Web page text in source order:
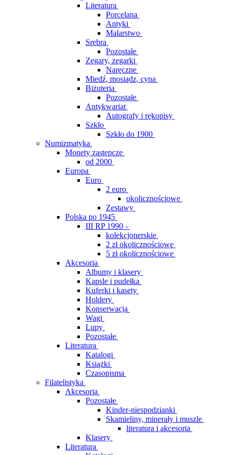
Literatura
Porcelana
Antyki
Malarstwo
Srebra
Pozostałe
Zegary, zegarki
Naręczne
Miedź, mosiądz, cyna
Biżuteria
Pozostałe
Antykwariat
Autografy i rękopisy
Szkło
Szkło do 1900
Numizmatyka
Monety zastępcze
od 2000
Europa
Euro
2 euro
okolicznościowe
Zestawy
Polska po 1945
III RP 1990 -
kolekcjonerskie
2 zł okolicznościowe
5 zł okolicznościowe
Akcesoria
Albumy i klasery
Kapsle i pudełka
Kuferki i kasety
Holdery
Konserwacja
Wagi
Lupy
Pozostałe
Literatura
Katalogi
Książki
Czasopisma
Filatelistyka
Akcesoria
Pozostałe
Kinder-niespodzianki
Skamieliny, minerały i muszle
literatura i akcesoria
Klasery
Literatura